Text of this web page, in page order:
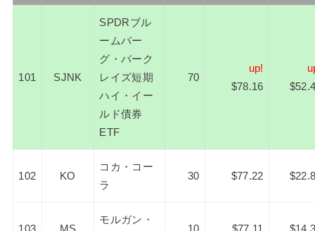
101 SJNK
SPDRブル
ームバー
グ・バーク
レイズ短期
ハイ・イー
ルド債券
ETF
70
up!
$78.16
102 KO
コカ・コー
ラ
30 $77.22
103 MS
モルガン・
10 $77.11